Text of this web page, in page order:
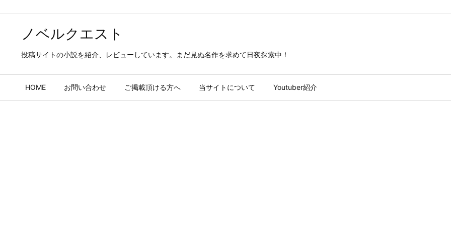
ノベルクエスト
投稿サイトの小説を紹介、レビューしています。まだ見ぬ名作を求めて日夜探索中！
HOME お問い合わせ ご掲載頂ける方へ 当サイトについて Youtuber紹介